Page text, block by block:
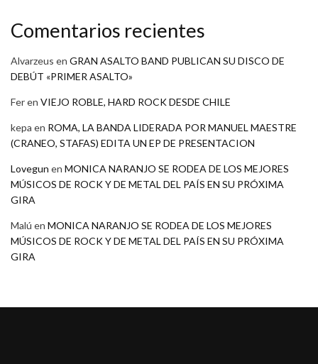
Comentarios recientes
Alvarzeus en GRAN ASALTO BAND PUBLICAN SU DISCO DE
DEBÚT «PRIMER ASALTO»
Feren VIEJO ROBLE, HARD ROCK DESDE CHILE
kepa en ROMA, LA BANDA LIDERADA POR MANUEL MAESTRE
(CRANEO, STAFAS) EDITA UN EP DE PRESENTACION
Lovegun en MONICA NARANJO SE RODEA DE LOS MEJORES
MÚSICOS DE ROCK Y DE METAL DEL PAÍS EN SU PRÓXIMA
GIRA
Malú en MONICA NARANJO SE RODEA DE LOS MEJORES
MÚSICOS DE ROCK Y DE METAL DEL PAÍS EN SU PRÓXIMA
GIRA